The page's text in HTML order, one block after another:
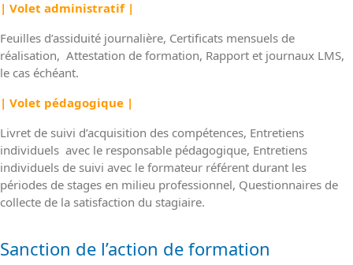
| Volet administratif |
Feuilles d’assiduité journalière, Certificats mensuels de
réalisation, Attestation de formation, Rapport et journaux LMS,
le cas échéant.
| Volet pédagogique |
Livret de suivi d’acquisition des compétences, Entretiens
individuels avec le responsable pédagogique, Entretiens
individuels de suivi avec le formateur référent durant les
périodes de stages en milieu professionnel, Questionnaires de
collecte de la satisfaction du stagiaire.
Sanction de l’action de formation